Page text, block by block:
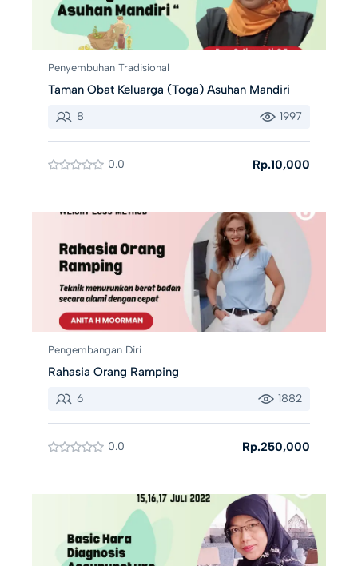
Penyembuhan Tradisional
Taman Obat Keluarga (Toga) Asuhan Mandiri
8 1997
0.0 Rp.10,000
Pengembangan Diri
Rahasia Orang Ramping
6 1882
0.0 Rp.250,000